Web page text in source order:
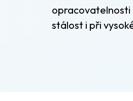
opracovatelnosti
stálost i při